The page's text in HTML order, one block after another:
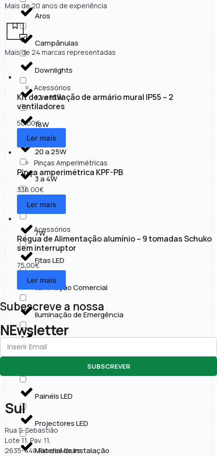
Aros
Campânulas
Downlights
12 a 15W
18W
20 a 25W
3 a 4W
30 a 50W
7W
Fitas LED
Iluminação Comercial
Iluminação de Emergência
Iluminação Exterior
Painéis LED
Projectores LED
Material de Instalação
Mais de 20 anos de experiência
Mais de 24 marcas representadas
Acessórios
Kit de ventilação de armário mural IP55 – 2
ventiladores
50.00€
Ler mais
Pinças Amperimétricas
Pinça amperimétrica KPF-PB
336.00€
Ler mais
Acessórios
Régua de Alimentação alumínio – 9 tomadas Schuko
sem interruptor
75.00€
Ler mais
Subescreve a nossa
NEwsletter
SUBSCREVER
Sul
Rua S. Sebastião
Lote 11, Pav. 11,
2635-448 Rio de Mouro